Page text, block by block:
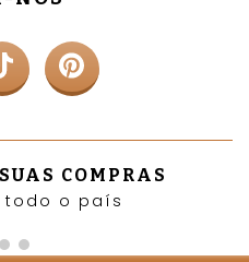
COMPRAS
todo o país